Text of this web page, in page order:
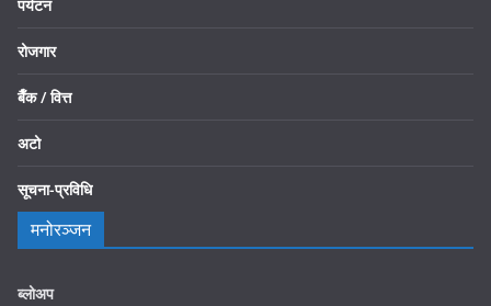
पर्यटन
रोजगार
बैँक / वित्त
अटो
सूचना-प्रविधि
मनोरञ्जन
ब्लोअप